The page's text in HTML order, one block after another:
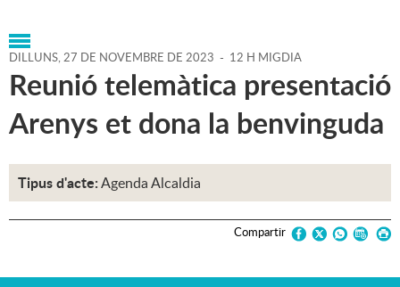
DILLUNS,27 DE NOVEMBRE DE 2023 - 12 H MIGDIA
Reunió telemàtica presentació
Arenys et dona la benvinguda
Tipus d'acte:Agenda Alcaldia
Compartir